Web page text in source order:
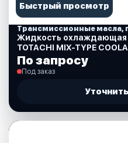
Быстрый просмотр
Жидкость охлаждающая
TOTACHI MIX-TYPE
20 кг. (46820)
По запросу
Под заказ